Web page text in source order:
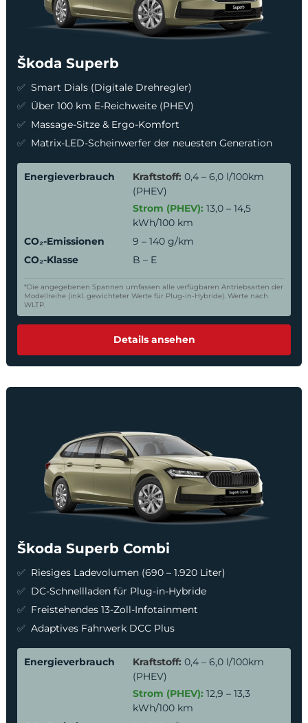
Škoda Superb
Smart Dials (Digitale Drehregler)
Über 100 km E-Reichweite (PHEV)
Massage-Sitze & Ergo-Komfort
Matrix-LED-Scheinwerfer der neuesten Generation
Energieverbrauch Kraftstoff: 0,4 – 6,0 l/100km
(PHEV)
Strom (PHEV): 13,0 – 14,5
kWh/100 km
CO₂-Emissionen
9 – 140 g/km
CO₂-Klasse
B – E
*Die angegebenen Spannen umfassen alle verfügbaren Antriebsarten der
Modellreihe (inkl. gewichteter Werte für Plug-in-Hybride). Werte nach
WLTP.
Details ansehen
Škoda Superb Combi
Riesiges Ladevolumen (690 – 1.920 Liter)
DC-Schnellladen für Plug-in-Hybride
Freistehendes 13-Zoll-Infotainment
Adaptives Fahrwerk DCC Plus
Energieverbrauch Kraftstoff: 0,4 – 6,0 l/100km
(PHEV)
Strom (PHEV): 12,9 – 13,3
kWh/100 km